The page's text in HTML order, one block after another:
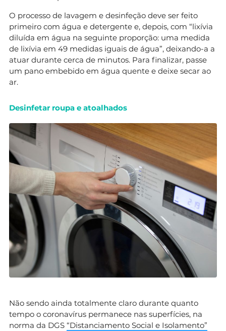
O processo de lavagem e desinfeção deve ser feito
primeiro com água e detergente e, depois, com “lixívia
diluída em água na seguinte proporção: uma medida
de lixívia em 49 medidas iguais de água”, deixando-a a
atuar durante cerca de minutos. Para finalizar, passe
um pano embebido em água quente e deixe secar ao
ar.
Desinfetar roupa e atoalhados
Não sendo ainda totalmente claro durante quanto
tempo o coronavírus permanece nas superfícies, na
norma da DGS “Distanciamento Social e Isolamento”